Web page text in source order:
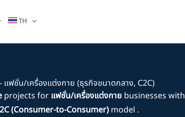
TH
ฟชั่น/เครื่องแต่งกาย (ธุรกิจขนาดกลาง, C2C)
projects for แฟชั่น/เครื่องแต่งกาย businesses with
(Consumer-to-Consumer)model .